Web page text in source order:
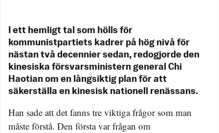
I ett hemligt tal som hölls för
kommunistpartiets kadrer på hög nivå för
nästan två decennier sedan, redogjorde den
kinesiska försvarsministern general Chi
Haotian om en långsiktig plan för att
säkerställa en kinesisk nationell renässans.
Han sade att det fanns tre viktiga frågor som man
måste förstå. Den första var frågan om